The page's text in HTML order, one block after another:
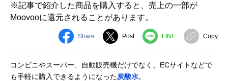
※記事で紹介した商品を購入すると、売上の一部が
Moovooに還元されることがあります。
Share Post LINE Copy
コンビニやスーパー、自動販売機だけでなく、ECサイトなどで
も手軽に購入できるようになった炭酸水。